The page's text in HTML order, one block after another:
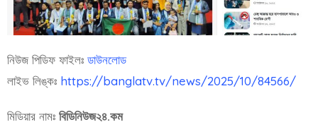
নিউজ পিডিফ ফাইলঃ ডাউনলোড
লাইভ লিঙ্কঃ https://banglatv.tv/news/2025/10/84566/
মিডিয়ার নামঃ বিডিনিউজ২৪.কম